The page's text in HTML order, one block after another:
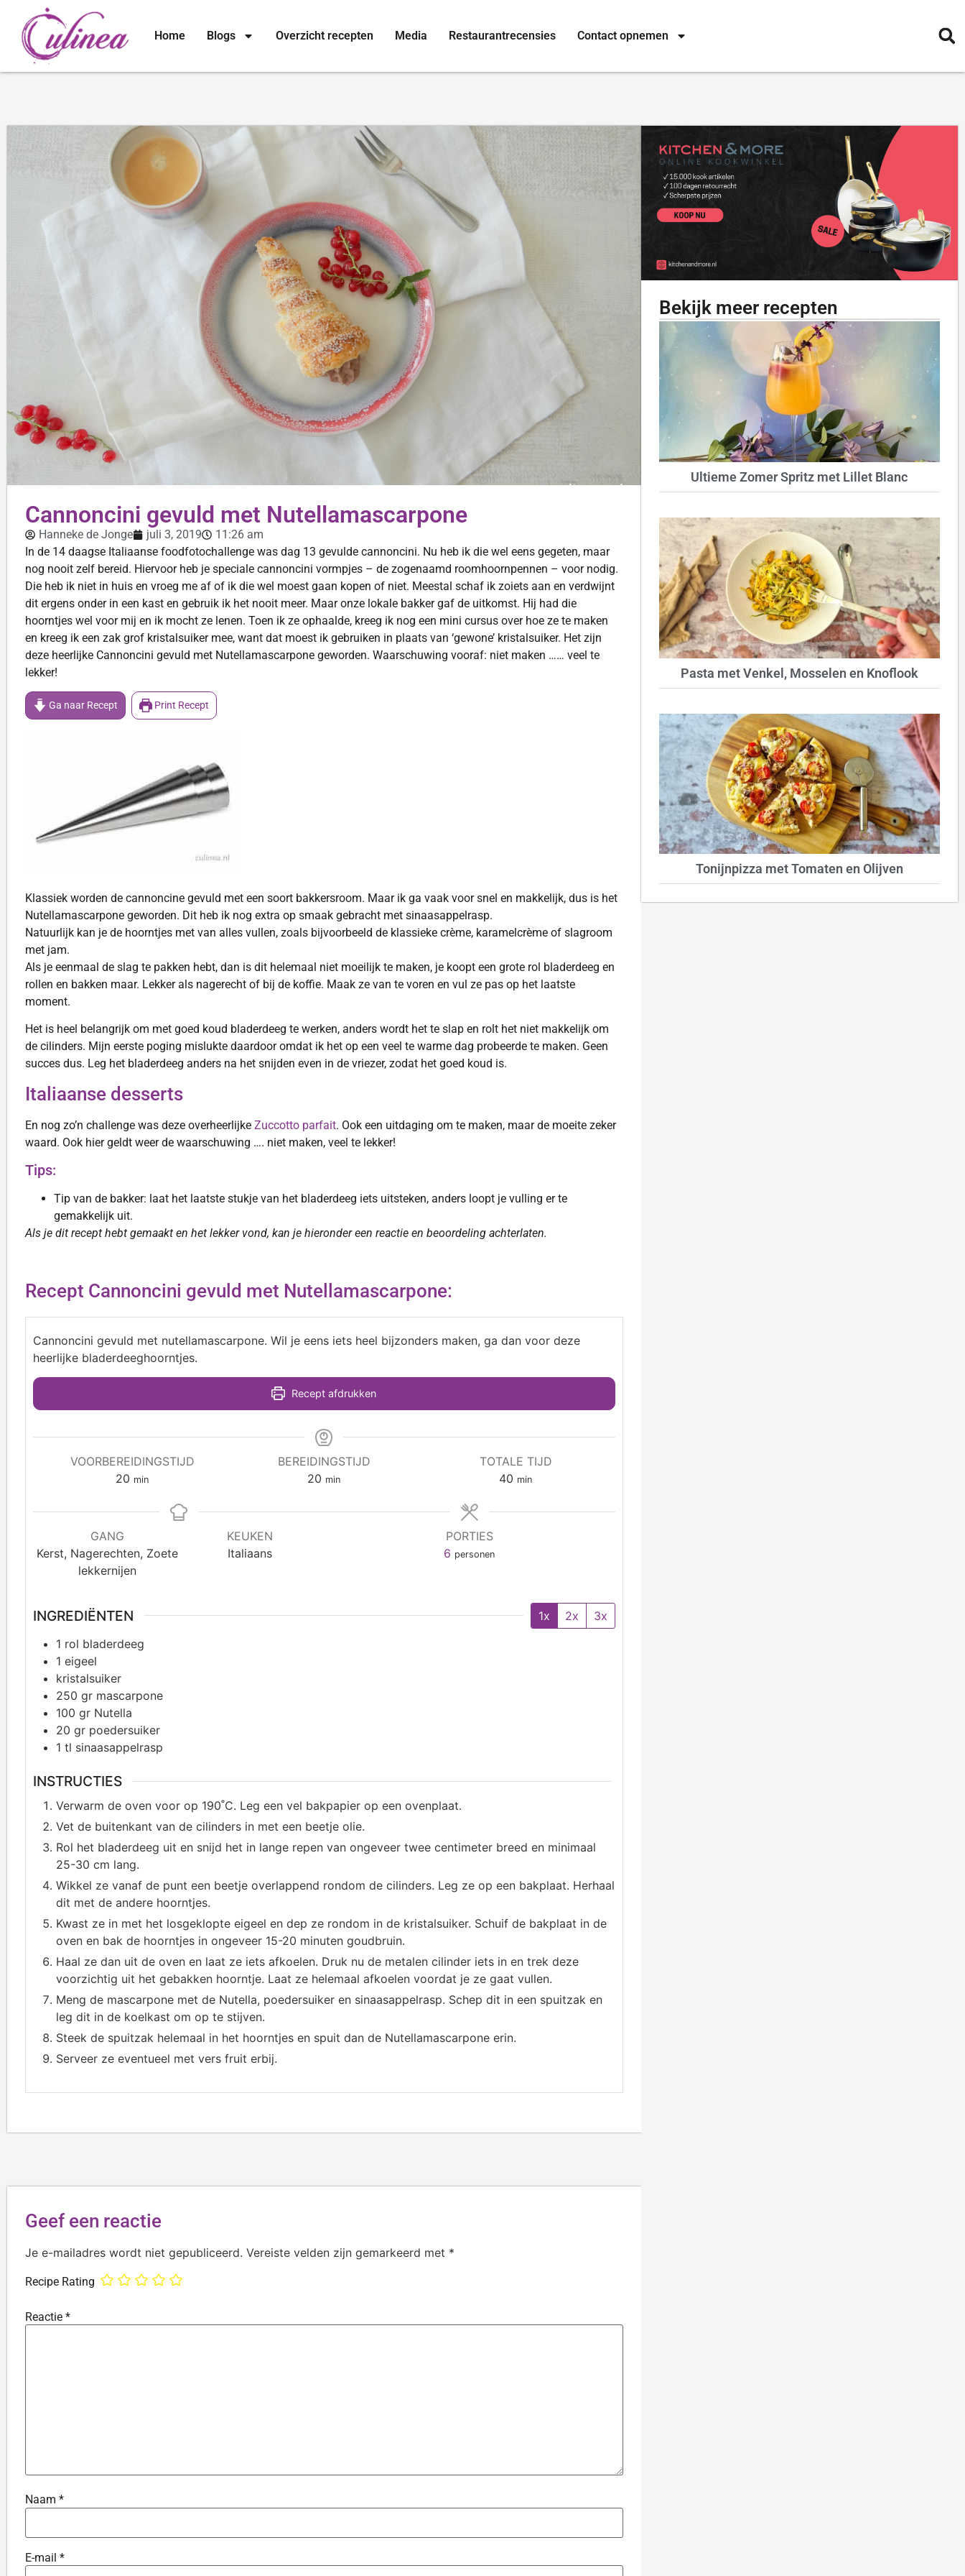
Home Blogs Overzicht recepten Media Restaurantrecensies Contact opnemen
Cannoncini gevuld met Nutellamascarpone
Hanneke de Jonge juli 3, 2019
11:26 am
In de 14 daagse Italiaanse foodfotochallenge was dag 13 gevulde cannoncini. Nu heb ik die wel eens gegeten, maar
nog nooit zelf bereid. Hiervoor heb je speciale cannoncini vormpjes – de zogenaamd roomhoornpennen – voor nodig.
Die heb ik niet in huis en vroeg me af of ik die wel moest gaan kopen of niet. Meestal schaf ik zoiets aan en verdwijnt
dit ergens onder in een kast en gebruik ik het nooit meer. Maar onze lokale bakker gaf de uitkomst. Hij had die
hoorntjes wel voor mij en ik mocht ze lenen. Toen ik ze ophaalde, kreeg ik nog een mini cursus over hoe ze te maken
en kreeg ik een zak grof kristalsuiker mee, want dat moest ik gebruiken in plaats van ‘gewone’ kristalsuiker. Het zijn
deze heerlijke Cannoncini gevuld met Nutellamascarpone geworden. Waarschuwing vooraf: niet maken …… veel te
lekker!
Ga naar Recept Print Recept
Klassiek worden de cannoncine gevuld met een soort bakkersroom. Maar ik ga vaak voor snel en makkelijk, dus is het
Nutellamascarpone geworden. Dit heb ik nog extra op smaak gebracht met sinaasappelrasp.
Natuurlijk kan je de hoorntjes met van alles vullen, zoals bijvoorbeeld de klassieke crème, karamelcrème of slagroom
met jam.
Als je eenmaal de slag te pakken hebt, dan is dit helemaal niet moeilijk te maken, je koopt een grote rol bladerdeeg en
rollen en bakken maar. Lekker als nagerecht of bij de koffie. Maak ze van te voren en vul ze pas op het laatste
moment.
Het is heel belangrijk om met goed koud bladerdeeg te werken, anders wordt het te slap en rolt het niet makkelijk om
de cilinders. Mijn eerste poging mislukte daardoor omdat ik het op een veel te warme dag probeerde te maken. Geen
succes dus. Leg het bladerdeeg anders na het snijden even in de vriezer, zodat het goed koud is.
Italiaanse desserts
En nog zo’n challenge was deze overheerlijke Zuccotto parfait. Ook een uitdaging om te maken, maar de moeite zeker
waard. Ook hier geldt weer de waarschuwing …. niet maken, veel te lekker!
Tips:
Tip van de bakker: laat het laatste stukje van het bladerdeeg iets uitsteken, anders loopt je vulling er te
gemakkelijk uit.
Als je dit recept hebt gemaakt en het lekker vond, kan je hieronder een reactie en beoordeling achterlaten.
Recept Cannoncini gevuld met Nutellamascarpone:
Cannoncini gevuld met nutellamascarpone. Wil je eens iets heel bijzonders maken, ga dan voor deze
heerlijke bladerdeeghoorntjes.
Recept afdrukken
VOORBEREIDINGSTIJD
20 min
BEREIDINGSTIJD
20 min
TOTALE TIJD
40 min
GANG
Kerst, Nagerechten, Zoete
lekkernijen
KEUKEN
Italiaans
PORTIES
6 personen
INGREDIËNTEN 1x 2x
3x
1 rol bladerdeeg
1 eigeel
kristalsuiker
250 gr mascarpone
100 gr Nutella
20 gr poedersuiker
1 tl sinaasappelrasp
INSTRUCTIES
Verwarm de oven voor op 190˚C. Leg een vel bakpapier op een ovenplaat.
Vet de buitenkant van de cilinders in met een beetje olie.
Rol het bladerdeeg uit en snijd het in lange repen van ongeveer twee centimeter breed en minimaal
25-30 cm lang.
Wikkel ze vanaf de punt een beetje overlappend rondom de cilinders. Leg ze op een bakplaat. Herhaal
dit met de andere hoorntjes.
Kwast ze in met het losgeklopte eigeel en dep ze rondom in de kristalsuiker. Schuif de bakplaat in de
oven en bak de hoorntjes in ongeveer 15-20 minuten goudbruin.
Haal ze dan uit de oven en laat ze iets afkoelen. Druk nu de metalen cilinder iets in en trek deze
voorzichtig uit het gebakken hoorntje. Laat ze helemaal afkoelen voordat je ze gaat vullen.
Meng de mascarpone met de Nutella, poedersuiker en sinaasappelrasp. Schep dit in een spuitzak en
leg dit in de koelkast om op te stijven.
Steek de spuitzak helemaal in het hoorntjes en spuit dan de Nutellamascarpone erin.
Serveer ze eventueel met vers fruit erbij.
Bekijk meer recepten
Ultieme Zomer Spritz met Lillet Blanc
Pasta met Venkel, Mosselen en Knoflook
Tonijnpizza met Tomaten en Olijven
Geef een reactie
Je e-mailadres wordt niet gepubliceerd. Vereiste velden zijn gemarkeerd met *
Recipe Rating
Reactie *
Naam *
E-mail *